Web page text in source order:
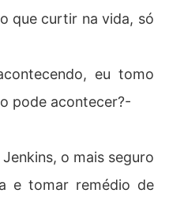
que curtir na vida, só
eu tomo
pode acontecer?-
o mais seguro
e tomar remédio de